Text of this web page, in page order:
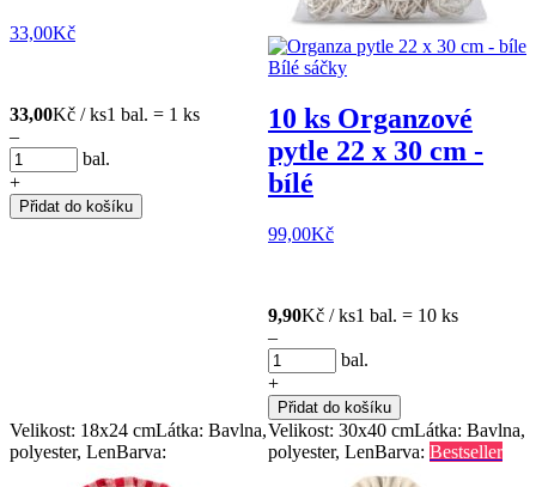
33,00Kč
33,00Kč / ks1 bal. = 1 ks
–
bal.
+
Přidat do košíku
10 ks Organzové
pytle 22 x 30 cm -
bílé
99,00Kč
9,90Kč / ks1 bal. = 10 ks
–
bal.
+
Přidat do košíku
Velikost: 18x24 cmLátka: Bavlna,
polyester, LenBarva:
Velikost: 30x40 cmLátka: Bavlna,
polyester, LenBarva: Bestseller